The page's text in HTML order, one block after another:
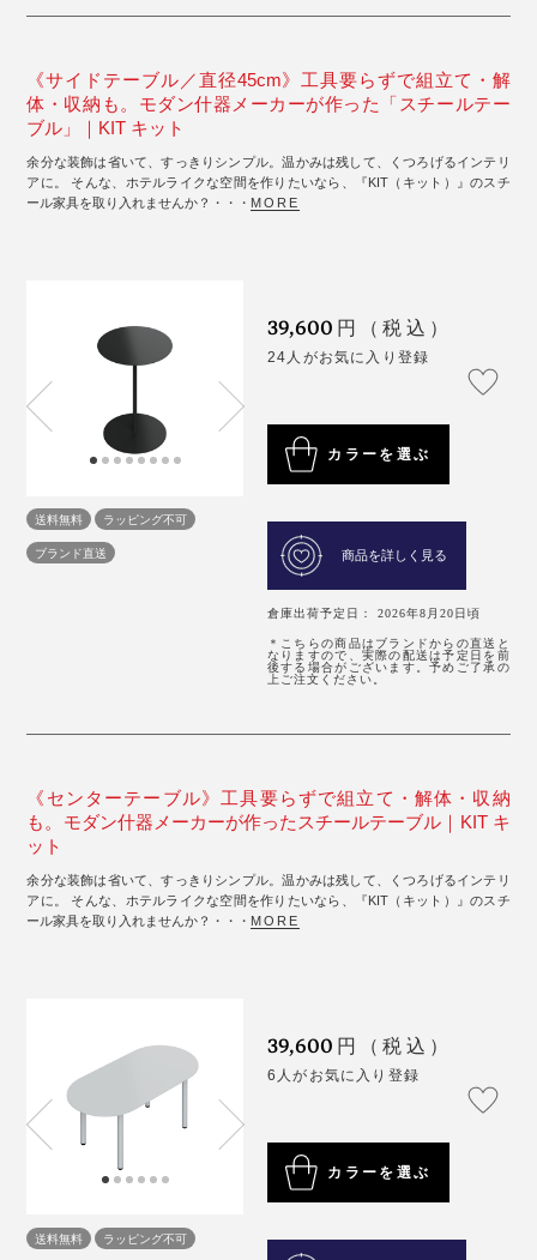
《サイドテーブル／直径45cm》工具要らずで組立て・解
体・収納も。モダン什器メーカーが作った「スチールテー
ブル」｜KIT キット
余分な装飾は省いて、すっきりシンプル。温かみは残して、くつろげるインテリ
アに。 そんな、ホテルライクな空間を作りたいなら、『KIT（キット）』のスチ
ール家具を取り入れませんか？・・・ MORE
送料無料
ラッピング不可
ブランド直送
39,600 円（税込）
24人がお気に入り登録
カラーを選ぶ
商品を詳しく見る
倉庫出荷予定日： 2026年8月20日頃
＊こちらの商品はブランドからの直送と
なりますので、実際の配送は予定日を前
後する場合がございます。予めご了承の
上ご注文ください。
《センターテーブル》工具要らずで組立て・解体・収納
も。モダン什器メーカーが作ったスチールテーブル｜KIT キ
ット
余分な装飾は省いて、すっきりシンプル。温かみは残して、くつろげるインテリ
アに。 そんな、ホテルライクな空間を作りたいなら、『KIT（キット）』のスチ
ール家具を取り入れませんか？・・・ MORE
送料無料
ラッピング不可
39,600 円（税込）
6人がお気に入り登録
カラーを選ぶ